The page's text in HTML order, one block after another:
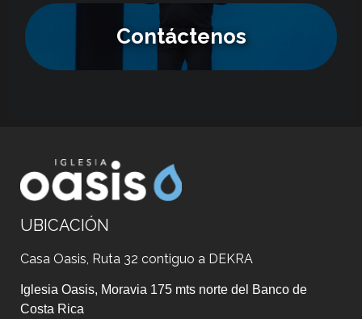
Contáctenos
UBICACIÓN
Casa Oasis, Ruta 32 contiguo a DEKRA
Iglesia Oasis, Moravia 175 mts norte del Banco de
Costa Rica